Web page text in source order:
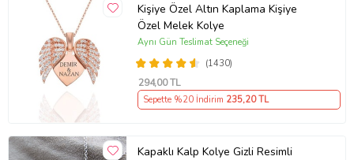
Kişiye Özel Altın Kaplama Kişiye
Özel Melek Kolye
(1430)
Aynı Gün Teslimat Seçeneği
294,00 TL
Sepette %20 İndirim 235,20 TL
Kapaklı Kalp Kolye Gizli Resimli